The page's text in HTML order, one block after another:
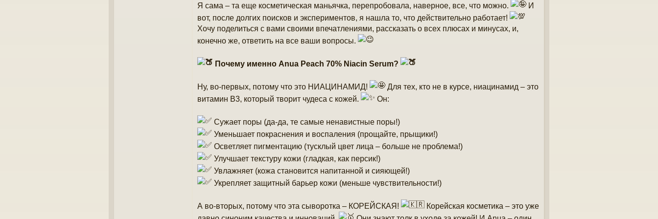
Я сама – та еще косметическая маньячка, перепробовала, наверное, все, что можно.
И
вот, после долгих поисков и экспериментов, я нашла то, что действительно работает!
Хочу поделиться с вами своими впечатлениями, рассказать о всех плюсах и минусах, и,
конечно же, ответить на все ваши вопросы.
Почему именно Anua Peach 70% Niacin Serum?
Ну, во-первых, потому что это НИАЦИНАМИД!
Для тех, кто не в курсе, ниацинамид – это
витамин B3, который творит чудеса с кожей.
Он:
Сужает поры (да-да, те самые ненавистные поры!)
Уменьшает покраснения и воспаления (прощайте, прыщики!)
Осветляет пигментацию (тусклый цвет лица – больше не проблема!)
Улучшает текстуру кожи (гладкая, как персик!)
Увлажняет (кожа становится напитанной и сияющей!)
Укрепляет защитный барьер кожи (меньше чувствительности!)
А во-вторых, потому что эта сыворотка – КОРЕЙСКАЯ!
Корейская косметика – это уже